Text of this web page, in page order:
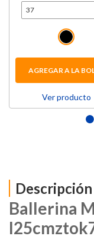
AGREGAR A LA
Ver producto
Descripción
Ballerina